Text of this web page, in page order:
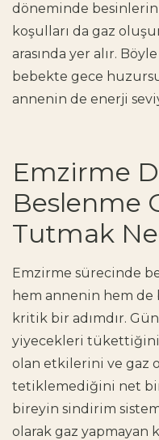
döneminde besinlerin
koşulları da gaz
arasında yer alır.
bebekte gece
annenin de enerji
Emzirme
Beslenme
Tutmak
Emzirme sürecinde
hem annenin hem de
kritik bir adımdır.
yiyecekleri
olan etkilerini ve gaz
tetiklemediğini net
bireyin sindirim
olarak gaz yapmayan